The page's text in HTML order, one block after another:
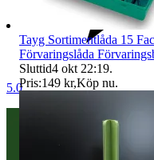
5.0
Tayg Sortimentlåda 15
Förvaringslåda
Sluttid4 okt 22:19.
Pris:149 kr,Köp nu.